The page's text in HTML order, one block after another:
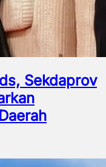
Sekdaprov